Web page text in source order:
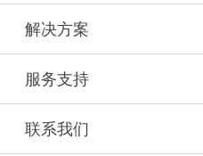
解决方案
服务支持
联系我们